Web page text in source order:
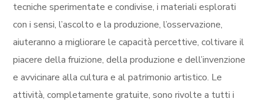
tecniche sperimentate e condivise, i materiali esplorati
con i sensi, l’ascolto e la produzione, l’osservazione,
aiuteranno a migliorare le capacità percettive, coltivare il
piacere della fruizione, della produzione e dell’invenzione
e avvicinare alla cultura e al patrimonio artistico. Le
attività, completamente gratuite, sono rivolte a tutti i